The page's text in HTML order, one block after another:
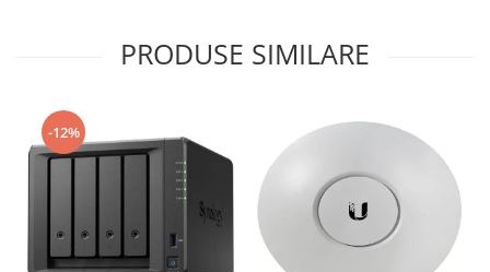
PRODUSE SIMILARE
-12%